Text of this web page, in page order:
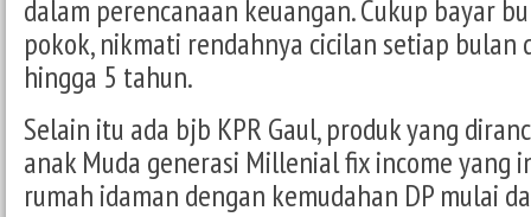
dalam perencanaan keuangan. Cukup bayar
pokok, nikmati rendahnya cicilan setiap bulan
hingga 5 tahun.
Selain itu ada bjb KPR Gaul, produk yang
anak Muda generasi Millenial fix income yang
rumah idaman dengan kemudahan DP mulai